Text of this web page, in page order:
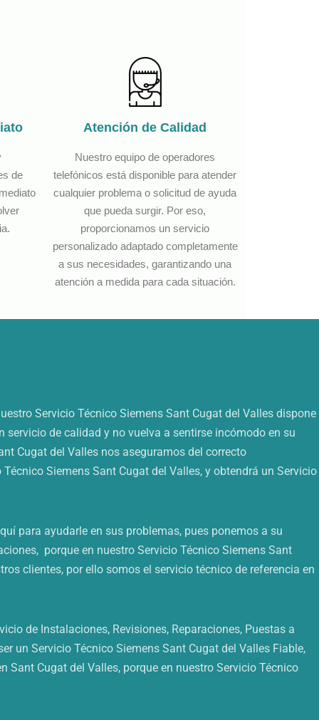
de
Atención de Calidad
Nuestro equipo de operadores
telefónicos está disponible para atender
cualquier problema o solicitud de ayuda
que pueda surgir. Por eso,
proporcionamos un servicio
personalizado adaptado completamente
a sus necesidades, garantizando una
atención a medida para cada situación.
Servicio Técnico Siemens Sant Cugat del Valles dispone
de calidad y no vuelva a sentirse incómodo en su
Cugat del Valles nos aseguramos del correcto
Siemens Sant Cugat del Valles, y obtendrá un Servicio
para ayudarle en sus problemas, pues ponemos a su
porque en nuestro Servicio Técnico Siemens Sant
clientes, por ello somos el servicio técnico de referencia en
de Instalaciones, Revisiones, Reparaciones, Puestas a
un Servicio Técnico Siemens Sant Cugat del Valles Fiable,
Cugat del Valles, porque en nuestro Servicio Técnico